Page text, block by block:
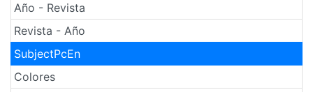
Año - Revista
Revista - Año
SubjectPcEn
Colores